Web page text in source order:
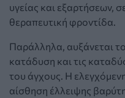
υγείας και εξαρτήσεων,
θεραπευτική φροντίδα.
Παράλληλα, αυξάνεται
κατάδυση και τις
του άγχους. Η
αίσθηση έλλειψης